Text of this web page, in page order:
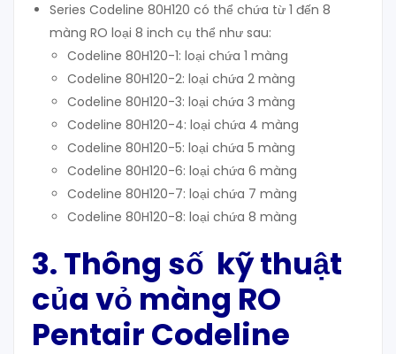
Series Codeline 80H120 có thể chứa từ 1 đến 8
màng RO loại 8 inch cụ thể như sau:
Codeline 80H120-1: loại chứa 1 màng
Codeline 80H120-2: loại chứa 2 màng
Codeline 80H120-3: loại chứa 3 màng
Codeline 80H120-4: loại chứa 4 màng
Codeline 80H120-5: loại chứa 5 màng
Codeline 80H120-6: loại chứa 6 màng
Codeline 80H120-7: loại chứa 7 màng
Codeline 80H120-8: loại chứa 8 màng
3. Thông số kỹ thuật
của vỏ màng RO
Pentair Codeline